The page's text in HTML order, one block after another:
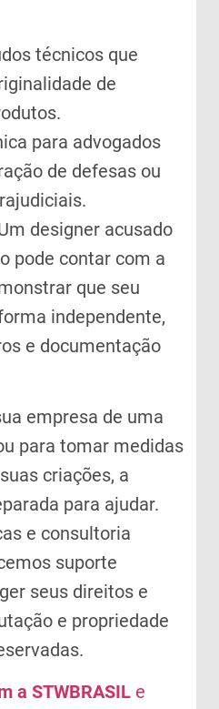
técnicos que
de
para advogados
de defesas ou
designer acusado
pode contar com a
que seu
independente,
e documentação
empresa de uma
para tomar medidas
criações, a
para ajudar.
e consultoria
suporte
seus direitos e
e propriedade
a STWBRASIL e